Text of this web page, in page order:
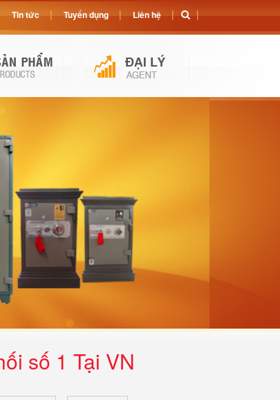
số 1 Tại VN
Tin tức Tuyển dụng Liên hệ